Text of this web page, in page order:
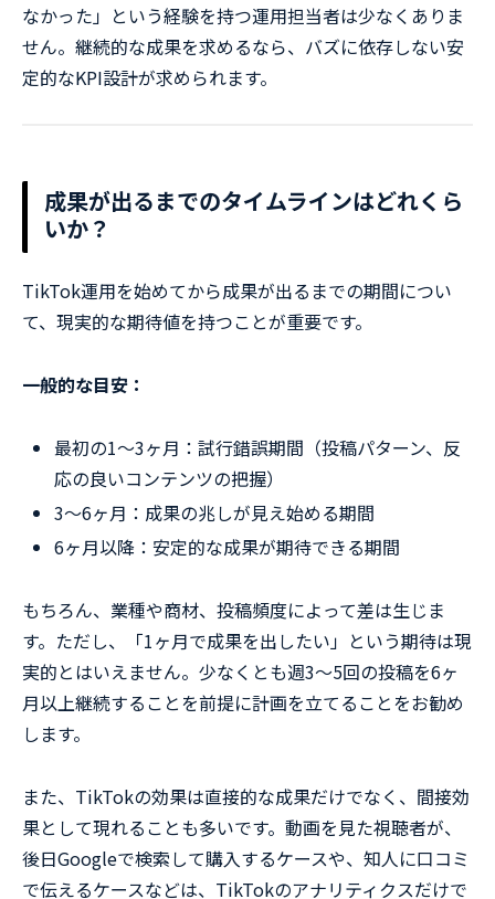
なかった」という経験を持つ運用担当者は少なくありま
せん。継続的な成果を求めるなら、バズに依存しない安
定的なKPI設計が求められます。
成果が出るまでのタイムラインはどれくら
いか？
TikTok運用を始めてから成果が出るまでの期間につい
て、現実的な期待値を持つことが重要です。
一般的な目安：
最初の1〜3ヶ月：試行錯誤期間（投稿パターン、反
応の良いコンテンツの把握）
3〜6ヶ月：成果の兆しが見え始める期間
6ヶ月以降：安定的な成果が期待できる期間
もちろん、業種や商材、投稿頻度によって差は生じま
す。ただし、「1ヶ月で成果を出したい」という期待は現
実的とはいえません。少なくとも週3〜5回の投稿を6ヶ
月以上継続することを前提に計画を立てることをお勧め
します。
また、TikTokの効果は直接的な成果だけでなく、間接効
果として現れることも多いです。動画を見た視聴者が、
後日Googleで検索して購入するケースや、知人に口コミ
で伝えるケースなどは、TikTokのアナリティクスだけで